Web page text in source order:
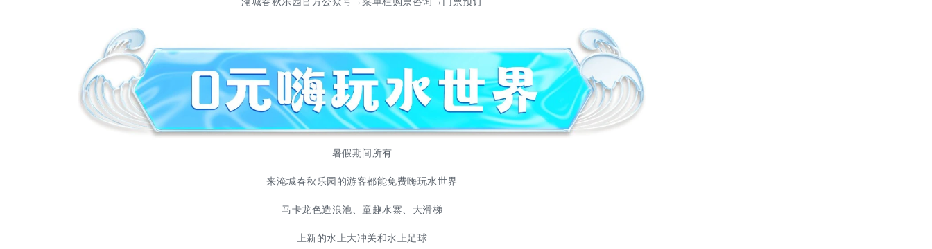
暑假期间所有
来淹城春秋乐园的游客都能免费嗨玩水世界
马卡龙色造浪池、童趣水寨、大滑梯
上新的水上大冲关和水上足球